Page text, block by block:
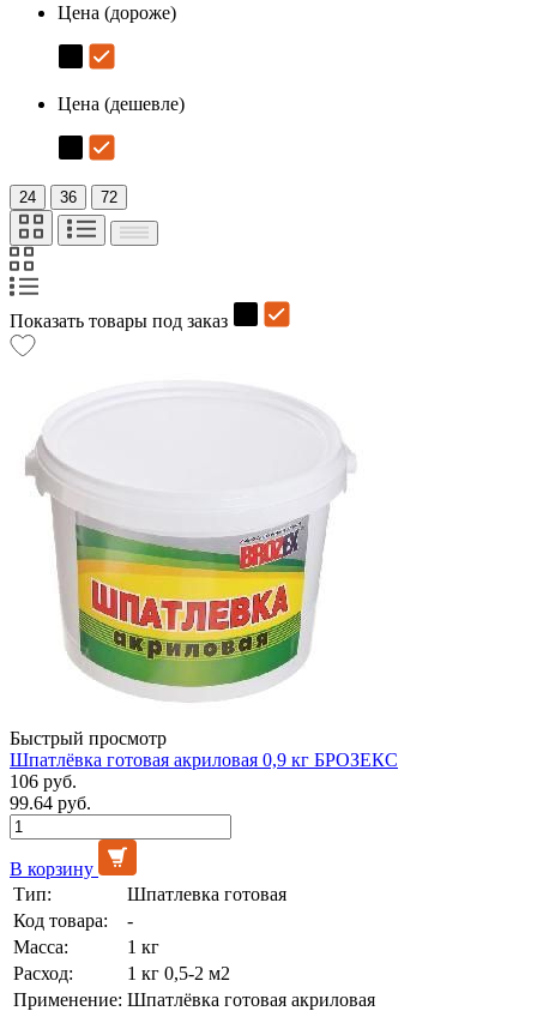
Цена (дороже)
Цена (дешевле)
24 36 72
Показать товары под заказ
Быстрый просмотр
Шпатлёвка готовая акриловая 0,9 кг БРОЗЕКС
106 руб.
99.64 руб.
В корзину
Тип:
Шпатлевка готовая
Код товара:
-
Масса:
1 кг
Расход:
1 кг 0,5-2 м2
Применение: Шпатлёвка готовая акриловая